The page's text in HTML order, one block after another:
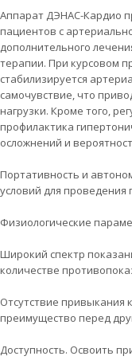
Аппарат ДЭНАС-Кардио
пациентов с
дополнительного
терапии. При курсовом
стабилизируется
самочувствие, что
нагрузки. Кроме того,
профилактика
осложнений и
Портативность и
условий для проведения
Физиологические
Широкий спектр
количестве
Отсутствие привыкания
преимущество перед
Доступность. Освоить